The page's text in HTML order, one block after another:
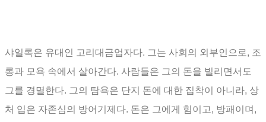
샤일록은 유대인 고리대금업자다. 그는 사회의 외부인으로, 조
롱과 모욕 속에서 살아간다. 사람들은 그의 돈을 빌리면서도
그를 경멸한다. 그의 탐욕은 단지 돈에 대한 집착이 아니라, 상
처 입은 자존심의 방어기제다. 돈은 그에게 힘이고, 방패이며 ,